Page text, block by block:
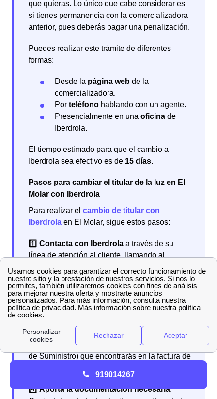
que quieras. Lo único que cabe considerar es
si tienes permanencia con la comercializadora
anterior, pues deberás pagar una penalización.
Puedes realizar este trámite de diferentes
formas:
Desde la página web de la
comercializadora.
Por teléfono hablando con un agente.
Presencialmente en una oficina de
Iberdrola.
El tiempo estimado para que el cambio a
Iberdrola sea efectivo es de 15 días.
Pasos para cambiar el titular de la luz en El
Molar con Iberdrola
Para realizar el cambio de titular con
Iberdrola en El Molar, sigue estos pasos:
1️⃣ Contacta con Iberdrola a través de su
línea de atención al cliente, llamando al
número gratuito
900.225.235
, o accediendo a
su plataforma online.
2️⃣Proporciona los datos del nuevo titular
(nombre, DNI, teléfono y correo electrónico).
3️⃣Facilita la dirección del suministro y el
número CUPS(Código Universal del Punto
de Suministro) que encontrarás en la factura de
4️⃣Aporta la documentación necesaria:
919014267